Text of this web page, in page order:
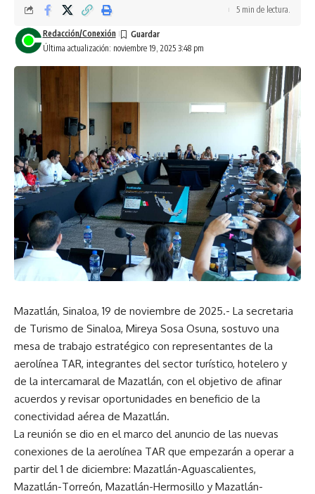
Última actualización: noviembre 19, 2025 3:48 pm
Redacción/Conexión
5 min de lectura.
Mazatlán, Sinaloa, 19 de noviembre de 2025.- La secretaria
de Turismo de Sinaloa, Mireya Sosa Osuna, sostuvo una
mesa de trabajo estratégico con representantes de la
aerolínea TAR, integrantes del sector turístico, hotelero y
de la intercamaral de Mazatlán, con el objetivo de afinar
acuerdos y revisar oportunidades en beneficio de la
conectividad aérea de Mazatlán.
La reunión se dio en el marco del anuncio de las nuevas
conexiones de la aerolínea TAR que empezarán a operar a
partir del 1 de diciembre: Mazatlán-Aguascalientes,
Mazatlán-Torreón, Mazatlán-Hermosillo y Mazatlán-